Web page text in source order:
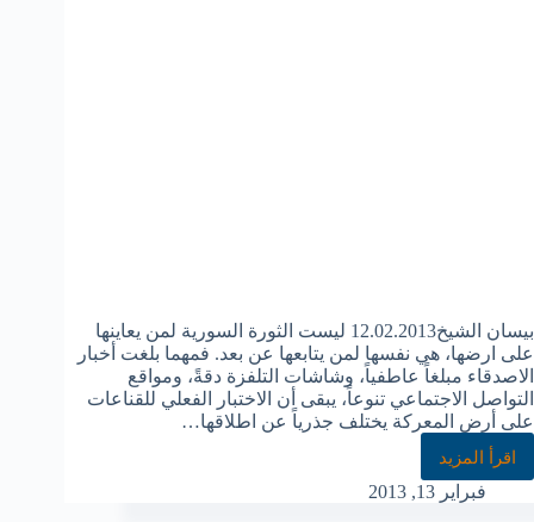
بيسان الشيخ12.02.2013 ليست الثورة السورية لمن يعاينها
على ارضها، هي نفسها لمن يتابعها عن بعد. فمهما بلغت أخبار
الاصدقاء مبلغاً عاطفياً، وشاشات التلفزة دقةً، ومواقع
التواصل الاجتماعي تنوعاً، يبقى أن الاختبار الفعلي للقناعات
على أرض المعركة يختلف جذرياً عن اطلاقها…
اقرأ المزيد
فبراير 13, 2013